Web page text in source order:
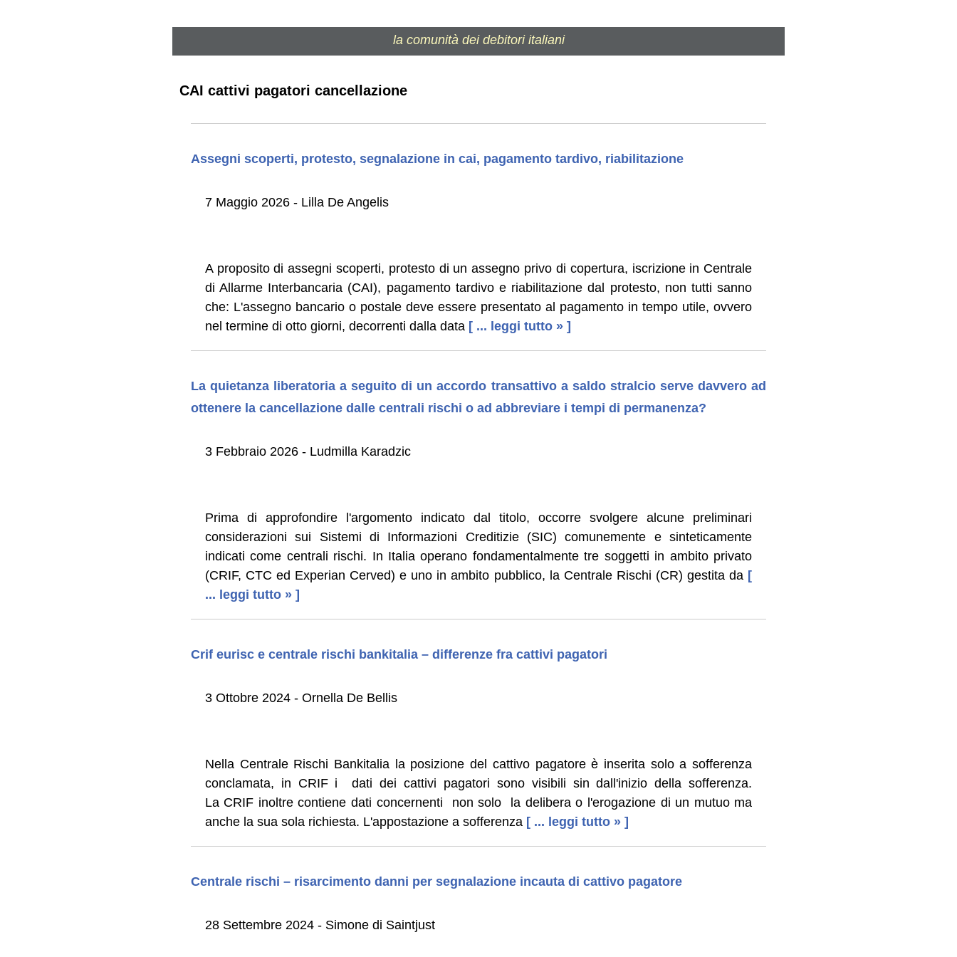
la comunità dei debitori italiani
CAI cattivi pagatori cancellazione
Assegni scoperti, protesto, segnalazione in cai, pagamento tardivo, riabilitazione
7 Maggio 2026 - Lilla De Angelis
A proposito di assegni scoperti, protesto di un assegno privo di copertura, iscrizione in Centrale
di Allarme Interbancaria (CAI), pagamento tardivo e riabilitazione dal protesto, non tutti sanno
che: L'assegno bancario o postale deve essere presentato al pagamento in tempo utile, ovvero
nel termine di otto giorni, decorrenti dalla data [ ... leggi tutto » ]
La quietanza liberatoria a seguito di un accordo transattivo a saldo stralcio serve davvero ad
ottenere la cancellazione dalle centrali rischi o ad abbreviare i tempi di permanenza?
3 Febbraio 2026 - Ludmilla Karadzic
Prima di approfondire l'argomento indicato dal titolo, occorre svolgere alcune preliminari
considerazioni sui Sistemi di Informazioni Creditizie (SIC) comunemente e sinteticamente
indicati come centrali rischi. In Italia operano fondamentalmente tre soggetti in ambito privato
(CRIF, CTC ed Experian Cerved) e uno in ambito pubblico, la Centrale Rischi (CR) gestita da [
... leggi tutto » ]
Crif eurisc e centrale rischi bankitalia – differenze fra cattivi pagatori
3 Ottobre 2024 - Ornella De Bellis
Nella Centrale Rischi Bankitalia la posizione del cattivo pagatore è inserita solo a sofferenza
conclamata, in CRIF i dati dei cattivi pagatori sono visibili sin dall'inizio della sofferenza.
La CRIF inoltre contiene dati concernenti non solo la delibera o l'erogazione di un mutuo ma
anche la sua sola richiesta. L'appostazione a sofferenza [ ... leggi tutto » ]
Centrale rischi – risarcimento danni per segnalazione incauta di cattivo pagatore
28 Settembre 2024 - Simone di Saintjust